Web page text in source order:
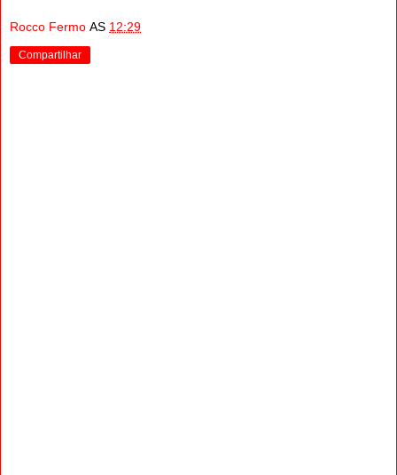
Rocco Fermo AS 12:29
Compartilhar